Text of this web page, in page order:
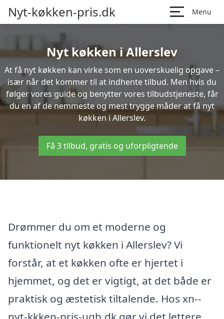
Nyt-køkken-pris.dk Menu
Nyt køkken i Allerslev
At få nyt køkken kan virke som en uoverskuelig opgave –
især når det kommer til at indhente tilbud. Men hvis du
følger vores guide og benytter vores tilbudstjeneste, får
du en af de nemmeste og mest trygge måder at få nyt
køkken i Allerslev.
Få 3 tilbud, gratis og uforpligtende
Drømmer du om et moderne og
funktionelt nyt køkken i Allerslev? Vi
forstår, at et køkken ofte er hjertet i
hjemmet, og det er vigtigt, at det både er
praktisk og æstetisk tiltalende. Hos xn--